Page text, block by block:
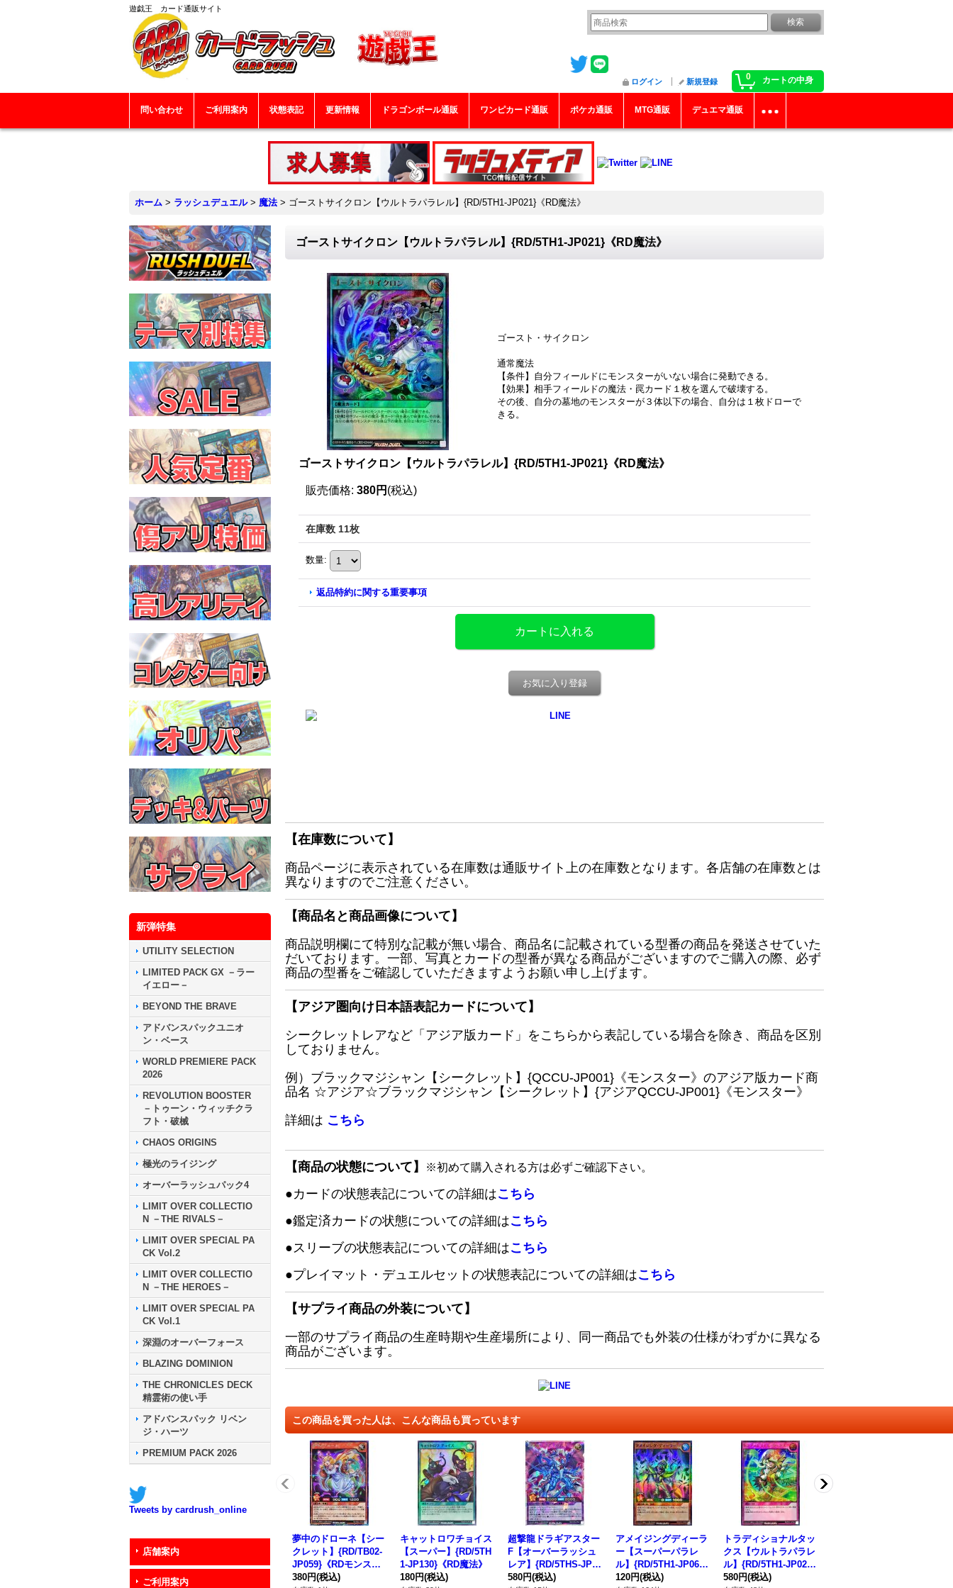
遊戯王 カード通販サイト
0 カートの中身
ログイン 新規登録
問い合わせ ご利用案内 状態表記 更新情報 ドラゴンボール通販 ワンピカード通販 ポケカ通販 MTG通販 デュエマ通販
ホーム > ラッシュデュエル > 魔法 > ゴーストサイクロン【ウルトラパラレル】{RD/5TH1-JP021}《RD魔法》
新弾特集
UTILITY SELECTION
LIMITED PACK GX －ラー
イエロー－
BEYOND THE BRAVE
アドバンスパックユニオ
ン・ベース
WORLD PREMIERE PACK
2026
REVOLUTION BOOSTER
－トゥーン・ウィッチクラ
フト・破械
CHAOS ORIGINS
極光のライジング
オーバーラッシュパック4
LIMIT OVER COLLECTIO
N －THE RIVALS－
LIMIT OVER SPECIAL PA
CK Vol.2
LIMIT OVER COLLECTIO
N －THE HEROES－
LIMIT OVER SPECIAL PA
CK Vol.1
深淵のオーバーフォース
BLAZING DOMINION
THE CHRONICLES DECK
精霊術の使い手
アドバンスパック リベン
ジ・ハーツ
PREMIUM PACK 2026
Tweets by cardrush_online
店舗案内
ご利用案内
ゴーストサイクロン【ウルトラパラレル】{RD/5TH1-JP021}《RD魔法》
ゴースト・サイクロン
通常魔法
【条件】自分フィールドにモンスターがいない場合に発動できる。
【効果】相手フィールドの魔法・罠カード１枚を選んで破壊する。
その後、自分の墓地のモンスターが３体以下の場合、自分は１枚ドローで
きる。
ゴーストサイクロン【ウルトラパラレル】{RD/5TH1-JP021}《RD魔法》
販売価格: 380円 (税込)
在庫数 11枚
数量:
返品特約に関する重要事項
お気に入り登録
【在庫数について】
商品ページに表示されている在庫数は通販サイト上の在庫数となります。各店舗の在庫数とは
異なりますのでご注意ください。
【商品名と商品画像について】
商品説明欄にて特別な記載が無い場合、商品名に記載されている型番の商品を発送させていた
だいております。一部、写真とカードの型番が異なる商品がございますのでご購入の際、必ず
商品の型番をご確認していただきますようお願い申し上げます。
【アジア圏向け日本語表記カードについて】
シークレットレアなど「アジア版カード」をこちらから表記している場合を除き、商品を区別
しておりません。
例）ブラックマジシャン【シークレット】{QCCU-JP001}《モンスター》のアジア版カード商
品名 ☆アジア☆ブラックマジシャン【シークレット】{アジアQCCU-JP001}《モンスター》
詳細は こちら
【商品の状態について】 ※初めて購入される方は必ずご確認下さい。
●カードの状態表記についての詳細はこちら
●鑑定済カードの状態についての詳細はこちら
●スリーブの状態表記についての詳細はこちら
●プレイマット・デュエルセットの状態表記についての詳細はこちら
【サプライ商品の外装について】
一部のサプライ商品の生産時期や生産場所により、同一商品でも外装の仕様がわずかに異なる
商品がございます。
この商品を買った人は、こんな商品も買っています
夢中のドローネ【シー
クレット】{RD/TB02-
JP059}《RDモンスタ
ー》
380円(税込)
キャットロワチョイス
【スーパー】{RD/5TH
1-JP130}《RD魔法》
180円(税込)
超撃龍ドラギアスター
F【オーバーラッシュ
レア】{RD/5THS-JPB
01}《RDフュージョ
580円(税込)
アメイジングディーラ
ー【スーパーパラレ
ル】{RD/5TH1-JP063}
《RDモンスター》
120円(税込)
トラディショナルタッ
クス【ウルトラパラレ
ル】{RD/5TH1-JP024}
《RD罠》
580円(税込)